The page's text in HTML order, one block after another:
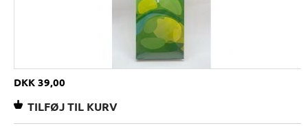
DKK 39,00